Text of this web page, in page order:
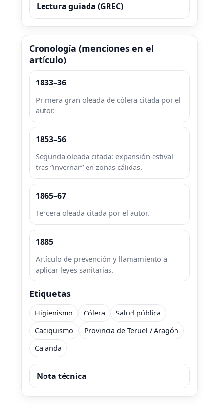
Lectura guiada (GREC)
Cronología (menciones en el
artículo)
1833–36
Primera gran oleada de cólera citada por el
autor.
1853–56
Segunda oleada citada: expansión estival
tras “invernar” en zonas cálidas.
1865–67
Tercera oleada citada por el autor.
1885
Artículo de prevención y llamamiento a
aplicar leyes sanitarias.
Etiquetas
Higienismo Cólera
Salud pública
Caciquismo
Provincia de Teruel / Aragón
Calanda
Nota técnica